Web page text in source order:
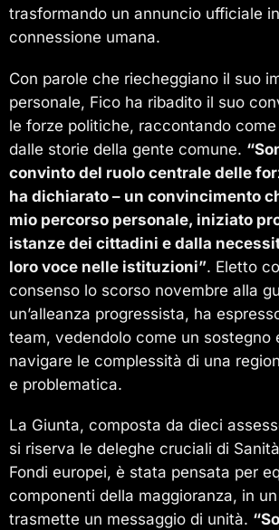
trasformando un annuncio ufficiale
connessione umana.
Con parole che riecheggiano il suo
personale, Fico ha ribadito il suo
le forze politiche, raccontando
dalle storie della gente comune.
convinto del ruolo centrale delle
ha dichiarato – un convincimento
mio percorso personale, iniziato
istanze dei cittadini e dalla
loro voce nelle istituzioni”. Eletto
consenso lo scorso novembre alla
un’alleanza progressista, ha
team, vedendolo come un sostegno
navigare le complessità di una
e problematica.
La Giunta, composta da dieci
si riserva le deleghe cruciali di
Fondi europei, è stata pensata per
componenti della maggioranza, in
trasmette un messaggio di unità.